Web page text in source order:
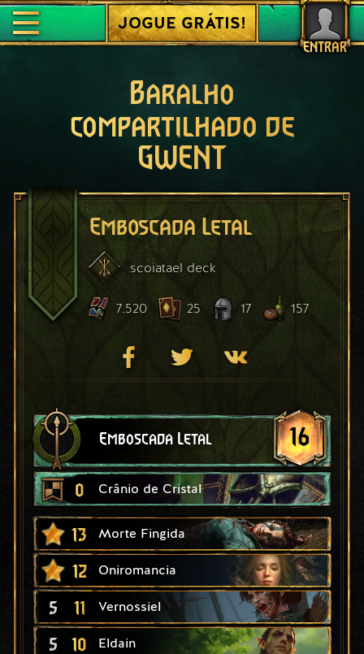
ENTRAR
JOGUE GRÁTIS!
Baralho
compartilhado de
GWENT
Emboscada Letal
scoiatael deck
7.520 25 17 157
Emboscada Letal 16
0 Crânio de Cristal
13 Morte Fingida
12 Oniromancia
5 11 Vernossiel
5 10 Eldain